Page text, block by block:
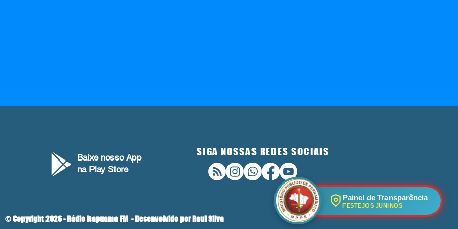
Baixe nosso App
na Play Store
SIGA NOSSAS REDES SOCIAIS
© Copyright 2026 - Rádio Itapuama FM - Desenvolvido por Raul Silva
Painel de Transparência
FESTEJOS JUNINOS